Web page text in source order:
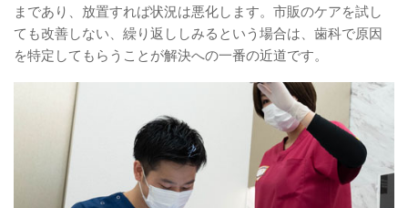
まであり、放置すれば状況は悪化します。市販のケアを試し
ても改善しない、繰り返ししみるという場合は、歯科で原因
を特定してもらうことが解決への一番の近道です。